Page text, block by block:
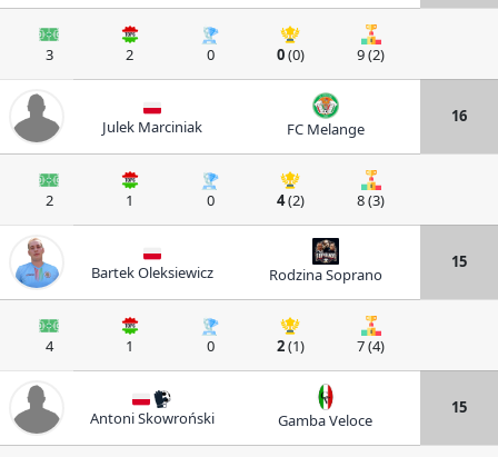
3 2 0 0(0) 9 (2)
Julek Marciniak FC Melange
16
2 1 0 4(2) 8 (3)
Bartek Oleksiewicz Rodzina Soprano
15
4 1 0 2(1) 7 (4)
Antoni Skowroński Gamba Veloce
15